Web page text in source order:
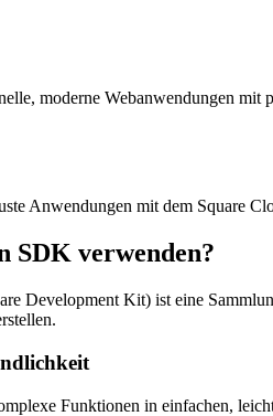
moderne Webanwendungen
Anwendungen mit dem Square
SDK verwenden?
Development Kit) ist eine
Funktionen in einfachen,